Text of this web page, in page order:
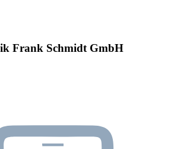
Frank Schmidt GmbH